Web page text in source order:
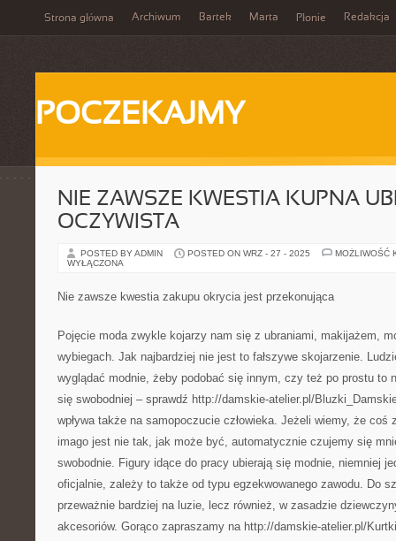
Strona główna Archiwum Bartek Marta Płonie Redakcja
POCZEKAJMY
NIE ZAWSZE KWESTIA KUPNA
OCZYWISTA
POSTED BY ADMIN POSTED ON WRZ - 27 - 2025
MOŻLIWOŚĆ
WYŁĄCZONA
Nie zawsze kwestia zakupu okrycia jest przekonująca
Pojęcie moda zwykle kojarzy nam się z ubraniami, makijażem,
wybiegach. Jak najbardziej nie jest to fałszywe skojarzenie.
wyglądać modnie, żeby podobać się innym, czy też po prostu to
się swobodniej – sprawdź http://damskie-atelier.pl/
wpływa także na samopoczucie człowieka. Jeżeli wiemy, że coś
imago jest nie tak, jak może być, automatycznie czujemy się
swobodnie. Figury idące do pracy ubierają się modnie, niemniej
oficjalnie, zależy to także od typu egzekwowanego zawodu. Do
przeważnie bardziej na luzie, lecz również, w zasadzie
akcesoriów. Gorąco zapraszamy na http://damskie-atelier.pl/